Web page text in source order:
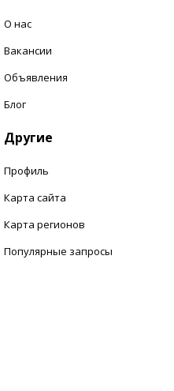
О нас
Вакансии
Объявления
Блог
Другие
Профиль
Карта сайта
Карта регионов
Популярные запросы